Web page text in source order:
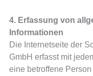
4. Erfassung von
Informationen
Die Internetseite der
GmbH erfasst mit
eine betroffene